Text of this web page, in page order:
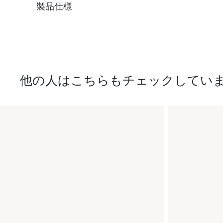
製品仕様
他の人はこちらもチェックしてい